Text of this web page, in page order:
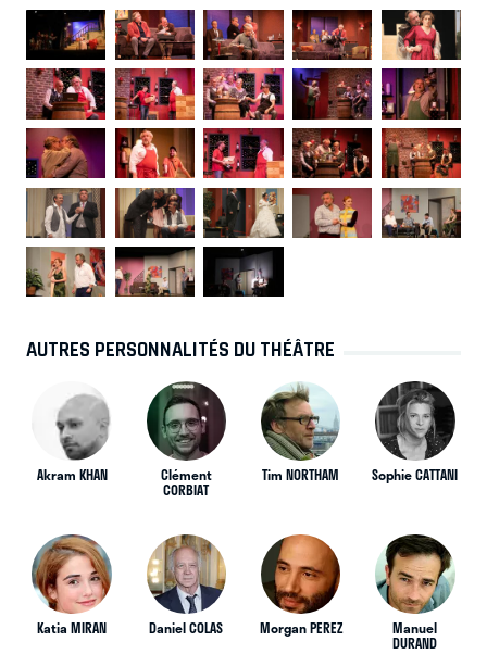
AUTRES PERSONNALITÉS DU THÉÂTRE
Akram KHAN Clément
CORBIAT
Tim NORTHAM Sophie CATTANI
Katia MIRAN Daniel COLAS Morgan PEREZ Manuel
DURAND